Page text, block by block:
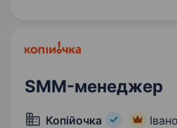
SMM-менеджер
Копійочка